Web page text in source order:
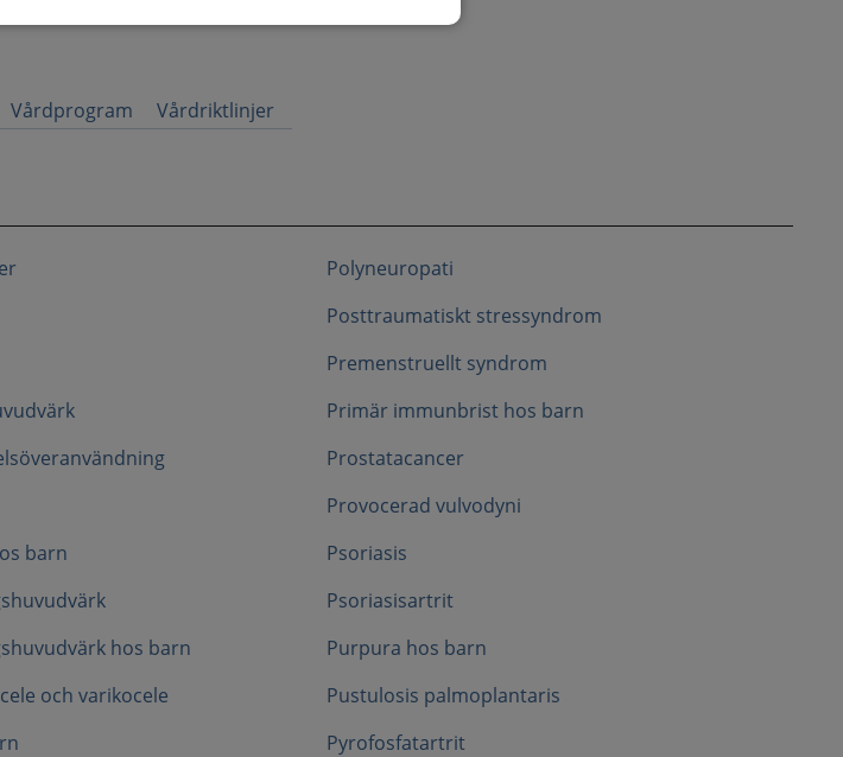
Vårdprogram Vårdriktlinjer
barn
hos barn
och varikocele
Polyneuropati
Posttraumatiskt stressyndrom
Premenstruellt syndrom
Primär immunbrist hos barn
Prostatacancer
Provocerad vulvodyni
Psoriasis
Psoriasisartrit
Purpura hos barn
Pustulosis palmoplantaris
Pyrofosfatartrit